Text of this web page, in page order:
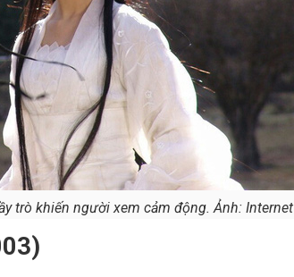
trò khiến người xem cảm động. Ảnh: Internet